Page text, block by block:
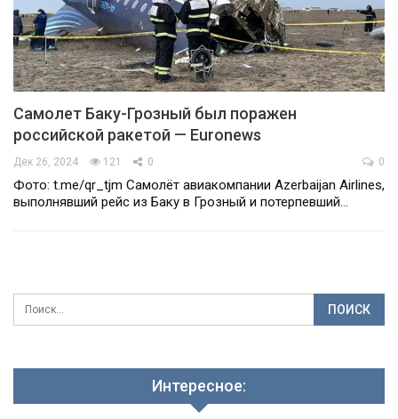
Самолет Баку-Грозный был поражен
российской ракетой — Euronews
Дек 26, 2024 121 0 0
Фото: t.me/qr_tjm Самолёт авиакомпании Azerbaijan Airlines,
выполнявший рейс из Баку в Грозный и потерпевший…
Интересное: